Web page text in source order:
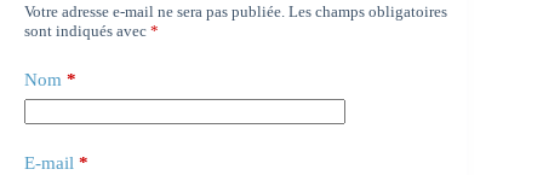
Votre adresse e-mail ne sera pas publiée. Les champs obligatoires
sont indiqués avec *
Nom *
E-mail *